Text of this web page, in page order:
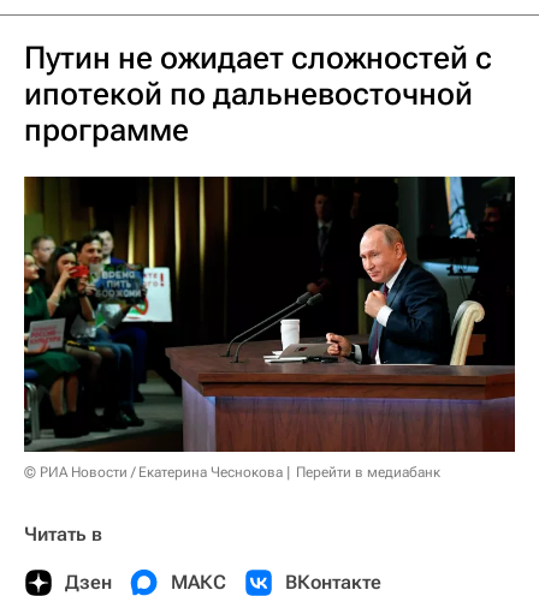
Путин не ожидает сложностей с
ипотекой по дальневосточной
программе
© РИА Новости / Екатерина Чеснокова Перейти в медиабанк
Читать в
Дзен МАКС ВКонтакте